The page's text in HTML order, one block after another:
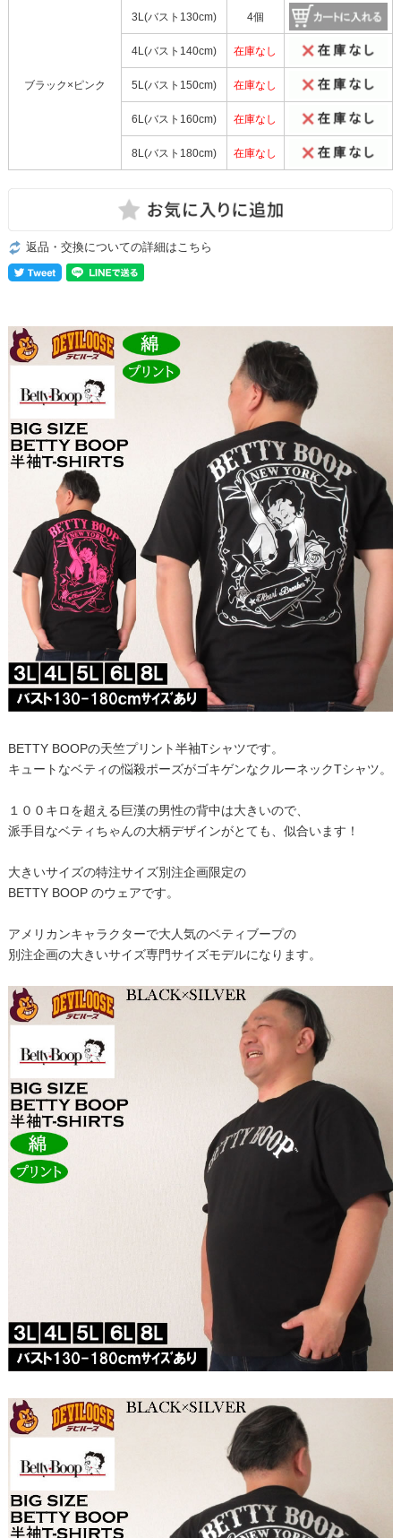
ブラック×ピンク
3L(バスト130cm) 4個
4L(バスト140cm) 在庫なし
5L(バスト150cm) 在庫なし
6L(バスト160cm) 在庫なし
8L(バスト180cm) 在庫なし
返品・交換についての詳細はこちら
BETTY BOOPの天竺プリント半袖Tシャツです。
キュートなベティの悩殺ポーズがゴキゲンなクルーネックTシャツ。
１００キロを超える巨漢の男性の背中は大きいので、
派手目なベティちゃんの大柄デザインがとても、似合います！
大きいサイズの特注サイズ別注企画限定の
BETTY BOOP のウェアです。
アメリカンキャラクターで大人気のベティブープの
別注企画の大きいサイズ専門サイズモデルになります。